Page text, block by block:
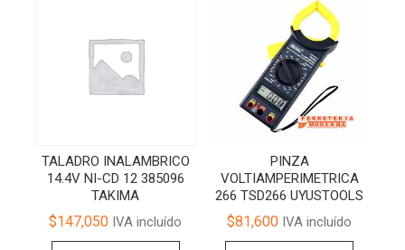
TALADRO INALAMBRICO
14.4V NI-CD 12 385096
TAKIMA
$147,050 IVA incluído
PINZA
VOLTIAMPERIMETRICA
266 TSD266 UYUSTOOLS
$81,600 IVA incluído